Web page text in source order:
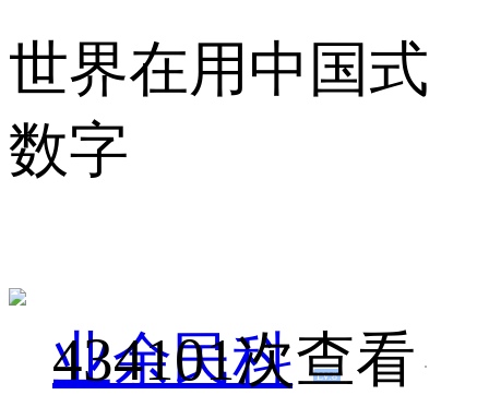
世界在用中国式
数字
业余民科 LV.8
434101次查看